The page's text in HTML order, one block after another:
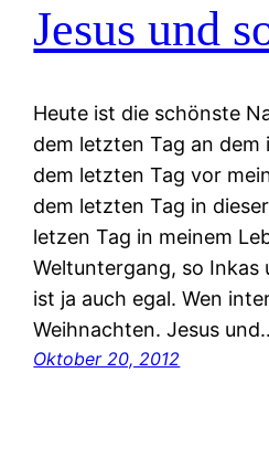
Jesus und
Heute ist die schönste
dem letzten Tag an
dem letzten Tag vor
dem letzten Tag in
letzen Tag in meinem
Weltuntergang, so Inkas
ist ja auch egal. Wen
Weihnachten. Jesus
Oktober 20, 2012